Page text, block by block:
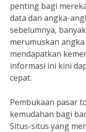
penting bagi
data dan angka-
sebelumnya,
merumuskan
mendapatkan
informasi ini kini
cepat.
Pembukaan pasar
kemudahan bagi
Situs-situs yang